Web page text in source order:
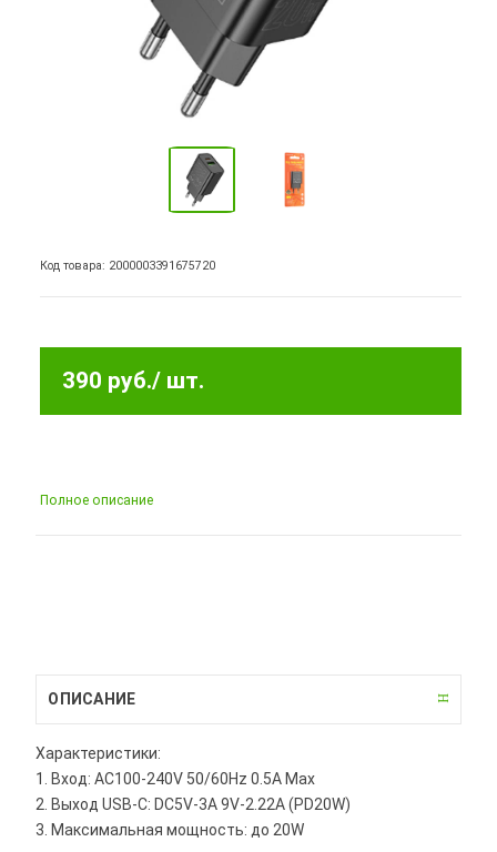
Код товара: 2000003391675720
390 руб./ шт.
Полное описание
ОПИСАНИЕ
Характеристики:
1. Вход: AC100-240V 50/60Hz 0.5A Max
2. Выход USB-C: DC5V-3A 9V-2.22A (PD20W)
3. Максимальная мощность: до 20W